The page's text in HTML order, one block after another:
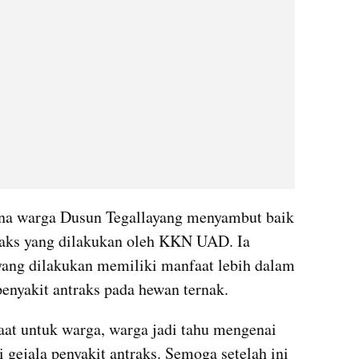
warga Dusun Tegallayang menyambut baik
yang dilakukan oleh KKN UAD. Ia
dilakukan memiliki manfaat lebih dalam
antraks pada hewan ternak.
untuk warga, warga jadi tahu mengenai
penyakit antraks. Semoga setelah ini